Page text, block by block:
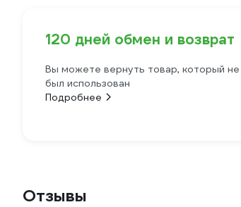
120 дней обмен и возврат
Вы можете вернуть товар, который не
был использован
Подробнее
Отзывы